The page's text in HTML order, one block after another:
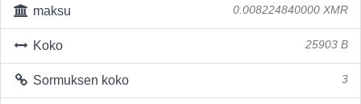
maksu 0.008224840000 XMR
Koko 25903 B
Sormuksen koko 3